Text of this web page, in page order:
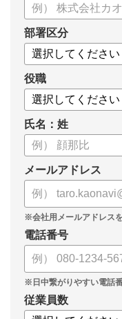
部署区分
役職
氏名：姓
メールアドレス
電話番号
従業員数